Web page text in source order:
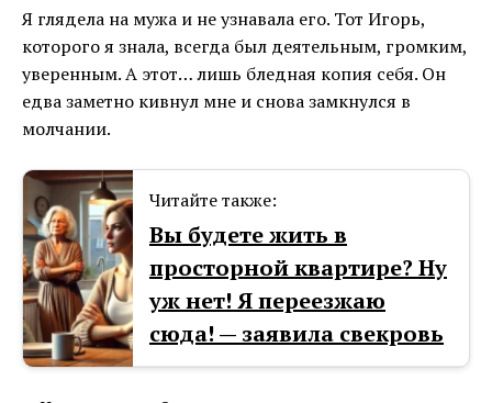
Я глядела на мужа и не узнавала его. Тот Игорь,
которого я знала, всегда был деятельным, громким,
уверенным. А этот… лишь бледная копия себя. Он
едва заметно кивнул мне и снова замкнулся в
молчании.
Читайте также:
Вы будете жить в
просторной квартире? Ну
уж нет! Я переезжаю
сюда! — заявила свекровь